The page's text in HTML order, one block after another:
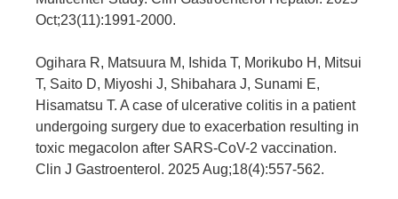
Oct;23(11):1991-2000.
Ogihara R, Matsuura M, Ishida T, Morikubo H, Mitsui
T, Saito D, Miyoshi J, Shibahara J, Sunami E,
Hisamatsu T. A case of ulcerative colitis in a patient
undergoing surgery due to exacerbation resulting in
toxic megacolon after SARS-CoV-2 vaccination.
Clin J Gastroenterol. 2025 Aug;18(4):557-562.